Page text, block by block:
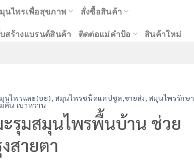
นไพรเพื่อสุขภาพ สั่งซื้อสินค้า
สร้างแบรนด์สินค้า ติดต่อแม่คำป้อ
สินค้าใหม่
นไพรและ(อย), สมุนไพรชนิดแคปซูล,ขายส่ง,สมุนไพรรักษา
ดัน เบาหวาน
รุมสมุนไพรพื้นบ้าน ช่วย
สายตา